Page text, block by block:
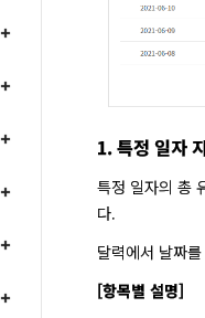
1. 특정 일자
특정 일자의 총
다.
달력에서 날짜
[항목별 설명]